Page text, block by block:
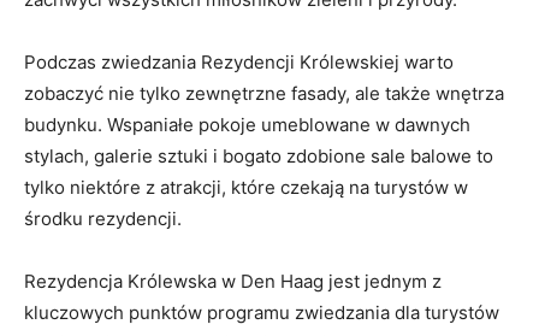
Podczas zwiedzania‍ Rezydencji Królewskiej warto
zobaczyć nie tylko zewnętrzne fasady, ‍ale także wnętrza
budynku. ​Wspaniałe pokoje umeblowane w dawnych
stylach, galerie sztuki i bogato⁤ zdobione sale​ balowe‍ to
‌tylko niektóre z atrakcji,‍ które czekają na turystów w
środku rezydencji.
Rezydencja Królewska w Den⁣ Haag jest jednym z
kluczowych punktów programu zwiedzania dla turystów